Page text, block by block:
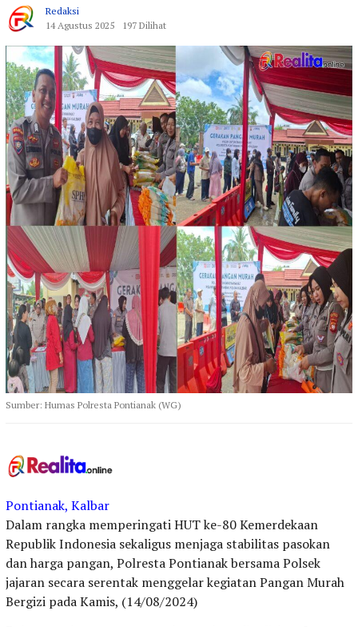
Redaksi
14 Agustus 2025
197 Dilihat
Sumber: Humas Polresta Pontianak (WG)
Pontianak, Kalbar
Dalam rangka memperingati HUT ke-80 Kemerdekaan
Republik Indonesia sekaligus menjaga stabilitas pasokan
dan harga pangan, Polresta Pontianak bersama Polsek
jajaran secara serentak menggelar kegiatan Pangan Murah
Bergizi pada Kamis, (14/08/2024)